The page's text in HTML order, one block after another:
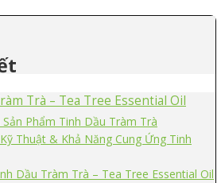
Trà – Tea Tree Essential Oil
Phẩm Tinh Dầu Tràm Trà
Thuật & Khả Năng Cung Ứng Tinh
Dầu Tràm Trà – Tea Tree Essential Oil